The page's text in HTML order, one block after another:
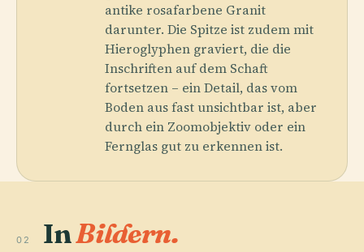
antike rosafarbene Granit
darunter. Die Spitze ist zudem mit
Hieroglyphen graviert, die die
Inschriften auf dem Schaft
fortsetzen – ein Detail, das vom
Boden aus fast unsichtbar ist, aber
durch ein Zoomobjektiv oder ein
Fernglas gut zu erkennen ist.
02 InBildern.